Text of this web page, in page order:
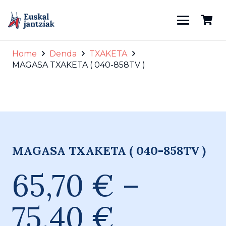
Home Denda
TXAKETA
MAGASA TXAKETA ( 040-858TV )
MAGASA TXAKETA ( 040-858TV )
65,70 € –
75,40 €